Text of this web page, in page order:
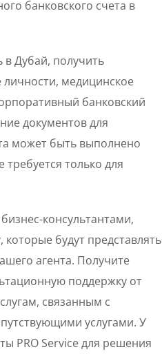
банковского счета в
Дубай, получить
личности, медицинское
банковский
документов для
может быть выполнено
только для
консультантами,
будут представлять
агента. Получите
поддержку от
связанным с
услугами. У
PRO Service для решения